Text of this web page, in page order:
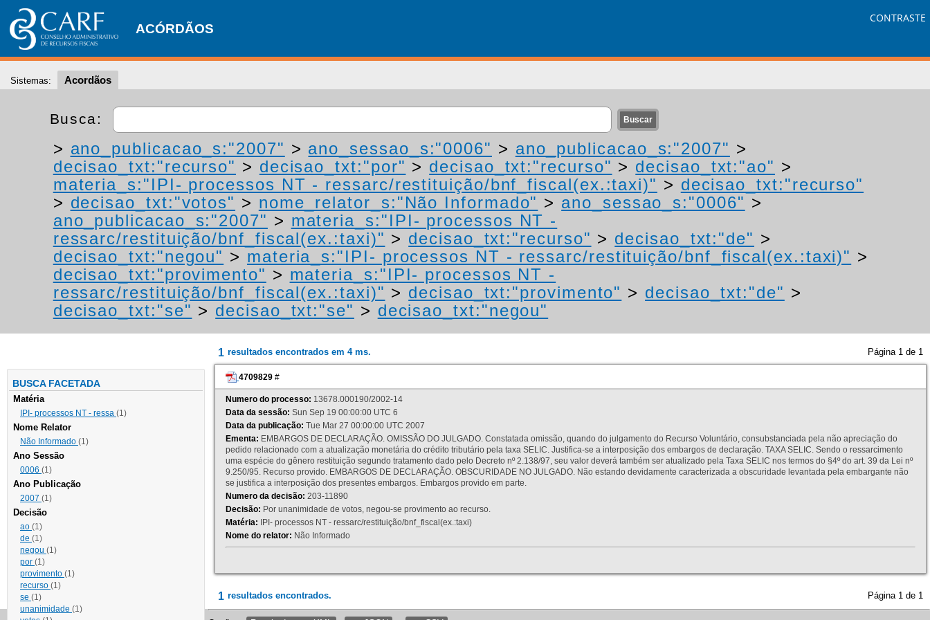
ACÓRDÃOS
CONTRASTE
Sistemas: Acordãos
Busca:
> ano_publicacao_s:"2007" > ano_sessao_s:"0006" > ano_publicacao_s:"2007" >
decisao_txt:"recurso" > decisao_txt:"por" > decisao_txt:"recurso" > decisao_txt:"ao" >
materia_s:"IPI- processos NT - ressarc/restituição/bnf_fiscal(ex.:taxi)" > decisao_txt:"recurso"
> decisao_txt:"votos" > nome_relator_s:"Não Informado" > ano_sessao_s:"0006" >
ano_publicacao_s:"2007" > materia_s:"IPI- processos NT -
ressarc/restituição/bnf_fiscal(ex.:taxi)" > decisao_txt:"recurso" > decisao_txt:"de" >
decisao_txt:"negou" > materia_s:"IPI- processos NT - ressarc/restituição/bnf_fiscal(ex.:taxi)" >
decisao_txt:"provimento" > materia_s:"IPI- processos NT -
ressarc/restituição/bnf_fiscal(ex.:taxi)" > decisao_txt:"provimento" > decisao_txt:"de" >
decisao_txt:"se" > decisao_txt:"se" > decisao_txt:"negou"
BUSCA FACETADA
Matéria
IPI- processos NT - ressa (1)
Nome Relator
Não Informado (1)
Ano Sessão
0006 (1)
Ano Publicação
2007 (1)
Decisão
ao (1)
de (1)
negou (1)
por (1)
provimento (1)
recurso (1)
se (1)
unanimidade (1)
1 resultados encontrados em 4 ms. Página 1 de 1
4709829 #
Numero do processo: 13678.000190/2002-14
Data da sessão: Sun Sep 19 00:00:00 UTC 6
Data da publicação: Tue Mar 27 00:00:00 UTC 2007
Ementa: EMBARGOS DE DECLARAÇÃO. OMISSÃO DO JULGADO. Constatada omissão, quando do julgamento do Recurso Voluntário, consubstanciada pela não apreciação do
pedido relacionado com a atualização monetária do crédito tributário pela taxa SELIC. Justifica-se a interposição dos embargos de declaração. TAXA SELIC. Sendo o ressarcimento
uma espécie do gênero restituição segundo tratamento dado pelo Decreto nº 2.138/97, seu valor deverá também ser atualizado pela Taxa SELIC nos termos do §4º do art. 39 da Lei nº
9.250/95. Recurso provido. EMBARGOS DE DECLARAÇÃO. OBSCURIDADE NO JULGADO. Não estando devidamente caracterizada a obscuridade levantada pela embargante não
se justifica a interposição dos presentes embargos. Embargos provido em parte.
Numero da decisão: 203-11890
Decisão: Por unanimidade de votos, negou-se provimento ao recurso.
Matéria: IPI- processos NT - ressarc/restituição/bnf_fiscal(ex.:taxi)
Nome do relator: Não Informado
1 resultados encontrados. Página 1 de 1